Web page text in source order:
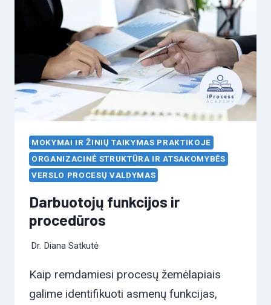
MOKYMAI IR ŽINIŲ TAIKYMAS PRAKTIKOJE
ORGANIZACINĖ STRUKTŪRA IR ATSAKOMYBĖS
VERSLO PROCESŲ VALDYMAS
Darbuotojų funkcijos ir
procedūros
Dr. Diana Satkutė
Kaip remdamiesi procesų žemėlapiais
galime identifikuoti asmenų funkcijas,